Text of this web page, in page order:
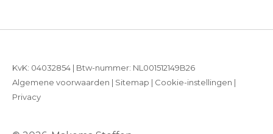
KvK: 04032854 | Btw-nummer: NL001512149B26
Algemene voorwaarden | Sitemap | Cookie-instellingen |
Privacy